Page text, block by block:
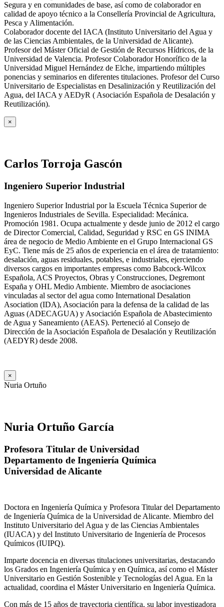
Segura y en comunidades de base, así como de colaborador en
calidad de apoyo técnico a la Consellería Provincial de Agricultura,
Pesca y Alimentación.
Colaborador docente del IACA (Instituto Universitario del Agua y
de las Ciencias Ambientales, de la Universidad de Alicante).
Profesor del Máster Oficial de Gestión de Recursos Hídricos, de la
Universidad de Valencia. Profesor Colaborador Honorífico de la
Universidad Miguel Hernández de Elche, impartiendo múltiples
ponencias y seminarios en diferentes titulaciones. Profesor del Curso
Universitario de Especialistas en Desalinización y Reutilización del
Agua, del IACA y AEDyR ( Asociación Española de Desalación y
Reutilización).
×
Carlos Torroja Gascón
Ingeniero Superior Industrial
Ingeniero Superior Industrial por la Escuela Técnica Superior de
Ingenieros Industriales de Sevilla. Especialidad: Mecánica.
Promoción 1981. Ocupa actualmente y desde junio de 2012 el cargo
de Director Comercial, Calidad, Seguridad y RSC en GS INIMA
área de negocio de Medio Ambiente en el Grupo Internacional GS
EyC. Tiene más de 25 años de experiencia en el área de tratamiento:
desalación, aguas residuales, potables, e industriales, ejerciendo
diversos cargos en importantes empresas como Babcock-Wilcox
Española, ACS Proyectos, Obras y Construcciones, Degremont
España y OHL Medio Ambiente. Miembro de asociaciones
vinculadas al sector del agua como International Desalation
Asociation (IDA), Asociación para la defensa de la calidad de las
Aguas (ADECAGUA) y Asociación Española de Abastecimiento
de Agua y Saneamiento (AEAS). Perteneció al Consejo de
Dirección de la Asociación Española de Desalación y Reutilización
(AEDYR) desde 2008.
×
Nuria Ortuño
Nuria Ortuño García
Profesora Titular de Universidad
Departamento de Ingeniería Química
Universidad de Alicante
Doctora en Ingeniería Química y Profesora Titular del Departamento
de Ingeniería Química de la Universidad de Alicante. Miembro del
Instituto Universitario del Agua y de las Ciencias Ambientales
(IUACA) y del Instituto Universitario de Ingeniería de Procesos
Químicos (IUIPQ).
Imparte docencia en diversas titulaciones universitarias, destacando
los Grados en Ingeniería Química y en Química, así como el Máster
Universitario en Gestión Sostenible y Tecnologías del Agua. En la
actualidad, coordina el Máster Universitario en Ingeniería Química.
Con más de 15 años de trayectoria científica, su labor investigadora